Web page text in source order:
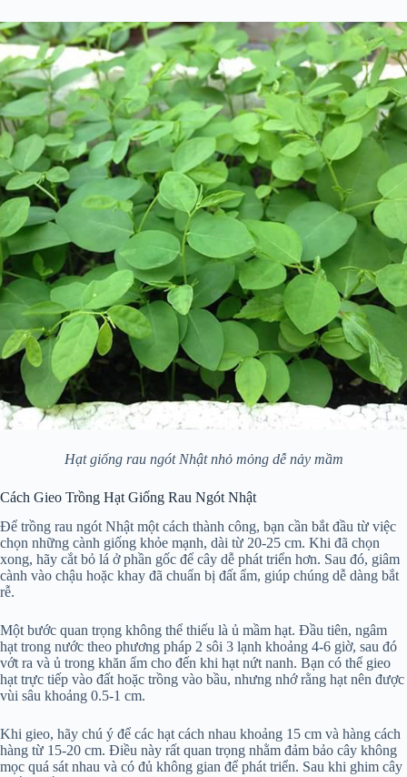
Hạt giống rau ngót Nhật nhỏ mỏng dễ nảy mầm
Cách Gieo Trồng Hạt Giống Rau Ngót Nhật
Để trồng rau ngót Nhật một cách thành công, bạn cần bắt đầu từ việc
chọn những cành giống khỏe mạnh, dài từ 20-25 cm. Khi đã chọn
xong, hãy cắt bỏ lá ở phần gốc để cây dễ phát triển hơn. Sau đó, giâm
cành vào chậu hoặc khay đã chuẩn bị đất ẩm, giúp chúng dễ dàng bắt
rễ.
Một bước quan trọng không thể thiếu là ủ mầm hạt. Đầu tiên, ngâm
hạt trong nước theo phương pháp 2 sôi 3 lạnh khoảng 4-6 giờ, sau đó
vớt ra và ủ trong khăn ẩm cho đến khi hạt nứt nanh. Bạn có thể gieo
hạt trực tiếp vào đất hoặc trồng vào bầu, nhưng nhớ rằng hạt nên được
vùi sâu khoảng 0.5-1 cm.
Khi gieo, hãy chú ý để các hạt cách nhau khoảng 15 cm và hàng cách
hàng từ 15-20 cm. Điều này rất quan trọng nhằm đảm bảo cây không
mọc quá sát nhau và có đủ không gian để phát triển. Sau khi ghim cây